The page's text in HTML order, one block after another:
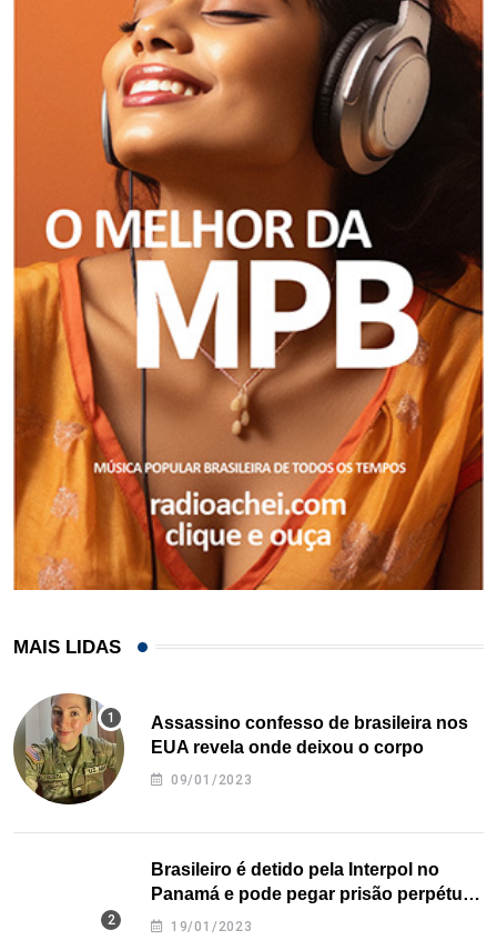
MAIS LIDAS
Assassino confesso de brasileira nos
EUA revela onde deixou o corpo
09/01/2023
Brasileiro é detido pela Interpol no
Panamá e pode pegar prisão perpétua
nos EUA
19/01/2023